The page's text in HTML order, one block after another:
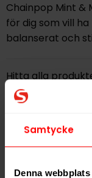
Samtycke
Denna
Chainpop Mint
för dig som vill
balanserat och
Hitta alla
Alla produkter